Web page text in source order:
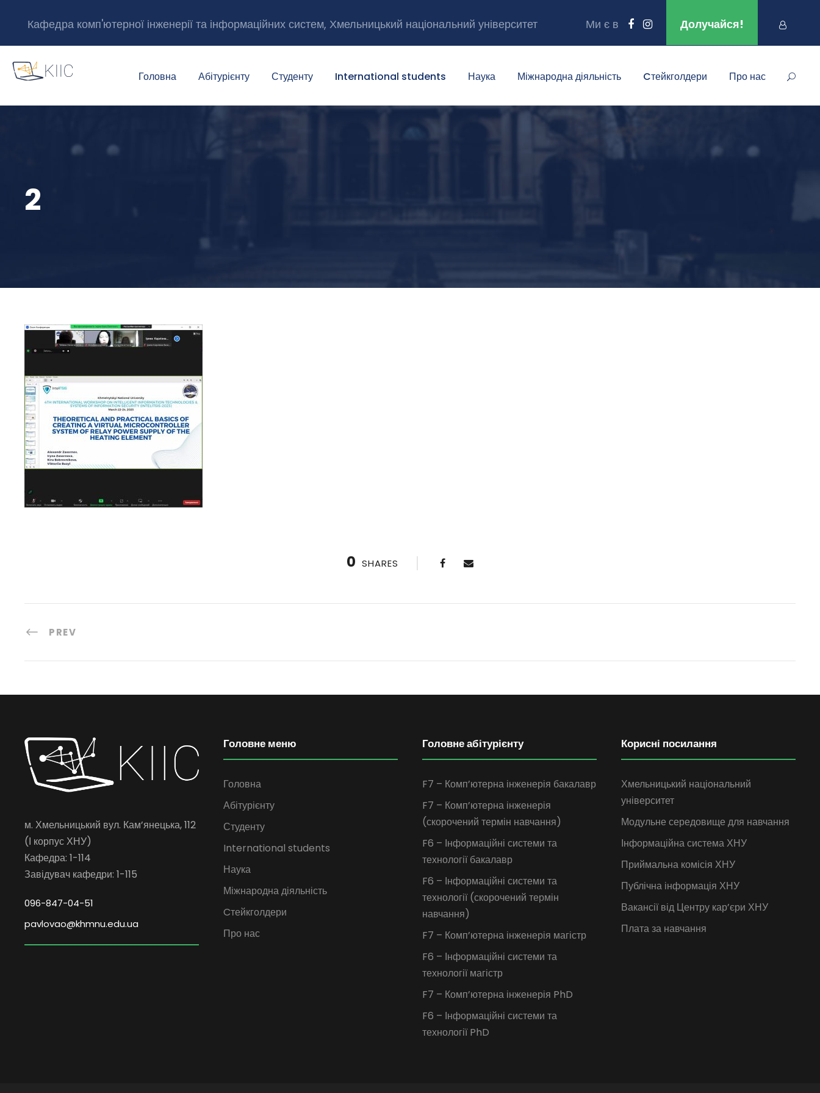
Кафедра комп'ютерної інженерії та інформаційних систем, Хмельницький національний університет Ми є в Долучайся!
Головна Абітурієнту Студенту International students Наука Міжнародна діяльність Cтейкголдери Про нас
2
0 SHARES
PREV
м. Хмельницький вул. Кам’янецька, 112
(І корпус ХНУ)
Кафедра: 1-114
Завідувач кафедри: 1-115
096-847-04-51
pavlovao@khmnu.edu.ua
Головне меню
Головна
Абітурієнту
Студенту
International students
Наука
Міжнародна діяльність
Cтейкголдери
Про нас
Головне абітурієнту
F7 – Комп’ютерна інженерія бакалавр
F7 – Комп’ютерна інженерія
(скорочений термін навчання)
F6 – Інформаційні системи та
технології бакалавр
F6 – Інформаційні системи та
технології (скорочений термін
навчання)
F7 – Комп’ютерна інженерія магістр
F6 – Інформаційні системи та
технології магістр
F7 – Комп’ютерна інженерія PhD
F6 – Інформаційні системи та
технології PhD
Корисні посилання
Хмельницький національний
університет
Модульне середовище для навчання
Інформаційна система ХНУ
Приймальна комісія ХНУ
Публічна інформація ХНУ
Вакансії від Центру кар’єри ХНУ
Плата за навчання